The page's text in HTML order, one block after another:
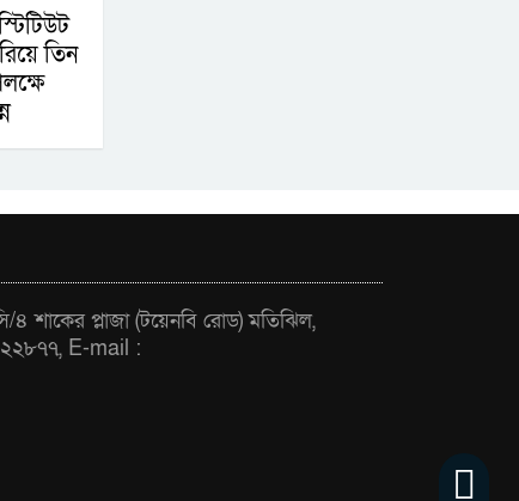
তিন
৪ শাকের প্লাজা (টয়েনবি রোড) মতিঝিল,
E-mail :